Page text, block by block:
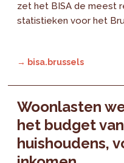
zet het BISA de meest
statistieken voor het
→ bisa.brussels
Woonlasten
het budget
huishoudens,